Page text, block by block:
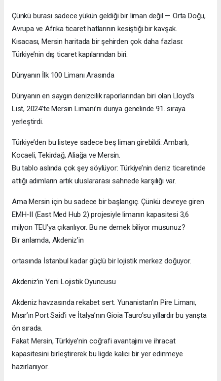
Çünkü burası sadece yükün geldiği bir liman değil — Orta Doğu,
Avrupa ve Afrika ticaret hatlarının kesiştiği bir kavşak.
Kısacası, Mersin haritada bir şehirden çok daha fazlası:
Türkiye’nin dış ticaret kapılarından biri.
Dünyanın İlk 100 Limanı Arasında
Dünyanın en saygın denizcilik raporlarından biri olan Lloyd’s
List, 2024’te Mersin Limanı’nı dünya genelinde 91. sıraya
yerleştirdi.
Türkiye’den bu listeye sadece beş liman girebildi: Ambarlı,
Kocaeli, Tekirdağ, Aliağa ve Mersin.
Bu tablo aslında çok şey söylüyor: Türkiye’nin deniz ticaretinde
attığı adımların artık uluslararası sahnede karşılığı var.
Ama Mersin için bu sadece bir başlangıç. Çünkü devreye giren
EMH-II (East Med Hub 2) projesiyle limanın kapasitesi 3,6
milyon TEU’ya çıkarılıyor. Bu ne demek biliyor musunuz?
Bir anlamda, Akdeniz’in
ortasında İstanbul kadar güçlü bir lojistik merkez doğuyor.
Akdeniz’in Yeni Lojistik Oyuncusu
Akdeniz havzasında rekabet sert. Yunanistan’ın Pire Limanı,
Mısır’ın Port Said’i ve İtalya’nın Gioia Tauro’su yıllardır bu yarışta
ön sırada.
Fakat Mersin, Türkiye’nin coğrafi avantajını ve ihracat
kapasitesini birleştirerek bu ligde kalıcı bir yer edinmeye
hazırlanıyor.